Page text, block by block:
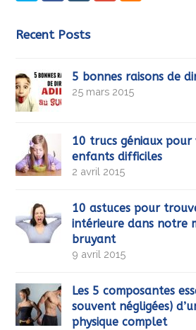
Recent Posts
5 bonnes raisons de
25 mars 2015
10 trucs géniaux
enfants difficiles
2 avril 2015
10 astuces pour
intérieure dans notre
bruyant
9 avril 2015
Les 5 composantes
souvent négligées)
physique complet